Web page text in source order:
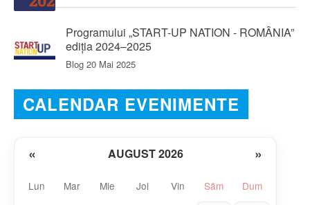
Programului „START-UP NATION - ROMÂNIA”
ediția 2024–2025
Blog 20 Mai 2025
CALENDAR EVENIMENTE
« AUGUST 2026 »
Lun Mar Mie Joi Vin Sâm Dum